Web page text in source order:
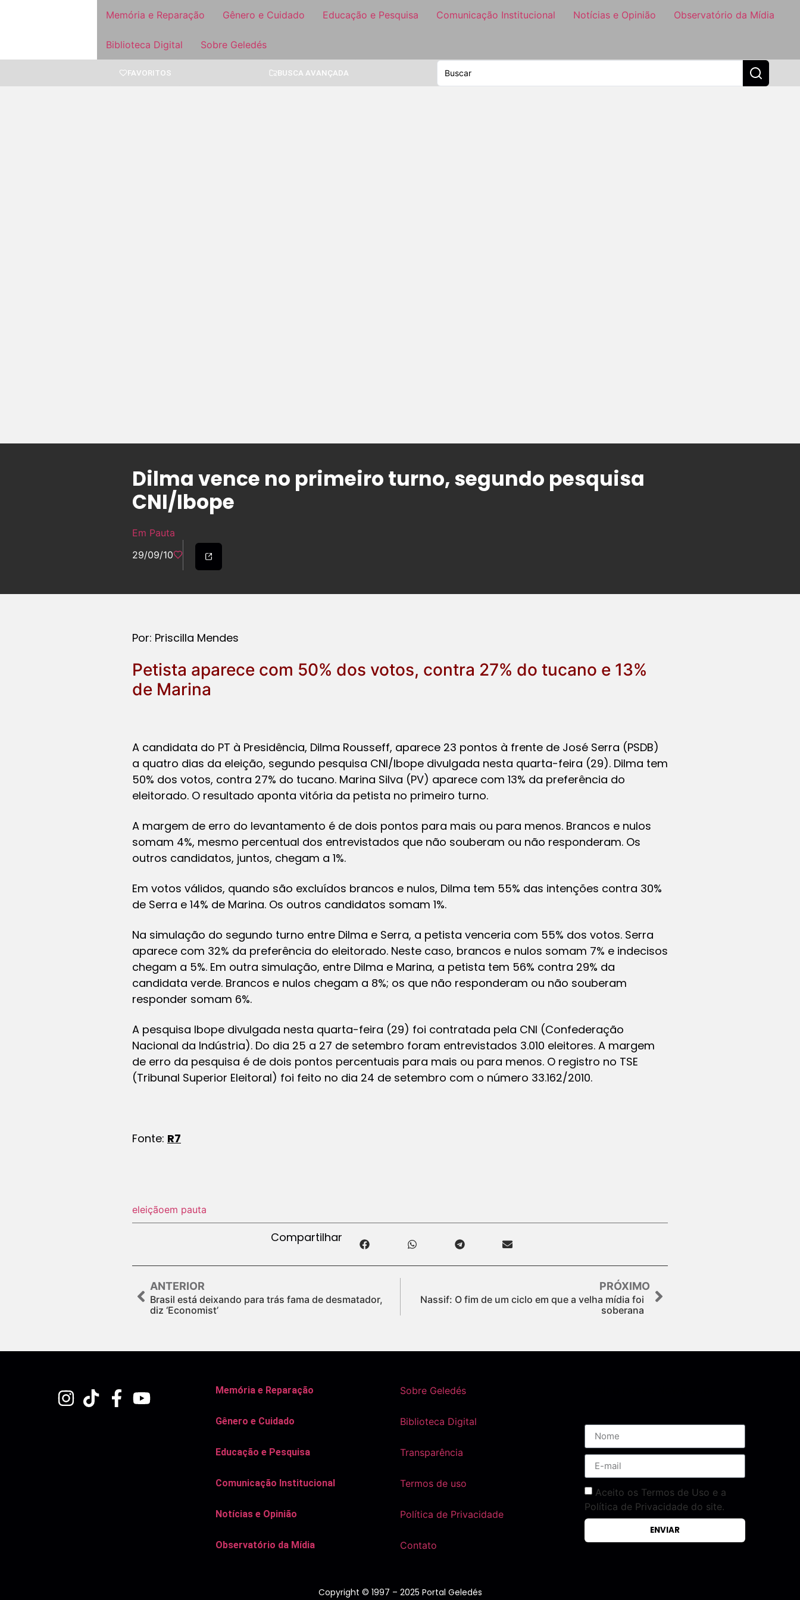
Memória e Reparação Gênero e Cuidado Educação e Pesquisa Comunicação Institucional Notícias e Opinião Observatório da Mídia
Biblioteca Digital Sobre Geledés
FAVORITOS BUSCA AVANÇADA
Dilma vence no primeiro turno, segundo pesquisa
CNI/Ibope
Em Pauta
29/09/10
Por: Priscilla Mendes
Petista aparece com 50% dos votos, contra 27% do tucano e 13%
de Marina
A candidata do PT à Presidência, Dilma Rousseff, aparece 23 pontos à frente de José Serra (PSDB)
a quatro dias da eleição, segundo pesquisa CNI/Ibope divulgada nesta quarta-feira (29). Dilma tem
50% dos votos, contra 27% do tucano. Marina Silva (PV) aparece com 13% da preferência do
eleitorado. O resultado aponta vitória da petista no primeiro turno.
A margem de erro do levantamento é de dois pontos para mais ou para menos. Brancos e nulos
somam 4%, mesmo percentual dos entrevistados que não souberam ou não responderam. Os
outros candidatos, juntos, chegam a 1%.
Em votos válidos, quando são excluídos brancos e nulos, Dilma tem 55% das intenções contra 30%
de Serra e 14% de Marina. Os outros candidatos somam 1%.
Na simulação do segundo turno entre Dilma e Serra, a petista venceria com 55% dos votos. Serra
aparece com 32% da preferência do eleitorado. Neste caso, brancos e nulos somam 7% e indecisos
chegam a 5%. Em outra simulação, entre Dilma e Marina, a petista tem 56% contra 29% da
candidata verde. Brancos e nulos chegam a 8%; os que não responderam ou não souberam
responder somam 6%.
A pesquisa Ibope divulgada nesta quarta-feira (29) foi contratada pela CNI (Confederação
Nacional da Indústria). Do dia 25 a 27 de setembro foram entrevistados 3.010 eleitores. A margem
de erro da pesquisa é de dois pontos percentuais para mais ou para menos. O registro no TSE
(Tribunal Superior Eleitoral) foi feito no dia 24 de setembro com o número 33.162/2010.
Fonte: R7
eleiçãoem pauta
Compartilhar
ANTERIOR
Brasil está deixando para trás fama de desmatador,
diz ‘Economist’
PRÓXIMO
Nassif: O fim de um ciclo em que a velha mídia foi
soberana
Memória e Reparação
Gênero e Cuidado
Educação e Pesquisa
Comunicação Institucional
Notícias e Opinião
Observatório da Mídia
Sobre Geledés
Biblioteca Digital
Transparência
Termos de uso
Política de Privacidade
Contato
Aceito os Termos de Uso e a
Política de Privacidade do site.
ENVIAR
Copyright © 1997 – 2025 Portal Geledés